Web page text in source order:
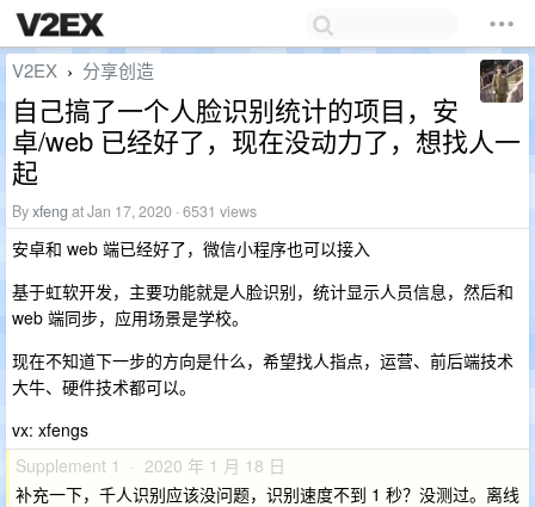
V2EX › 分享创造
自己搞了一个人脸识别统计的项目，安
卓/web 已经好了，现在没动力了，想找人一
起
Byxfeng at Jan 17, 2020 · 6531 views
安卓和 web 端已经好了，微信小程序也可以接入
基于虹软开发，主要功能就是人脸识别，统计显示人员信息，然后和
web 端同步，应用场景是学校。
现在不知道下一步的方向是什么，希望找人指点，运营、前后端技术
大牛、硬件技术都可以。
vx: xfengs
Supplement 1 · 2020 年 1 月 18 日
补充一下，千人识别应该没问题，识别速度不到 1 秒？没测过。离线